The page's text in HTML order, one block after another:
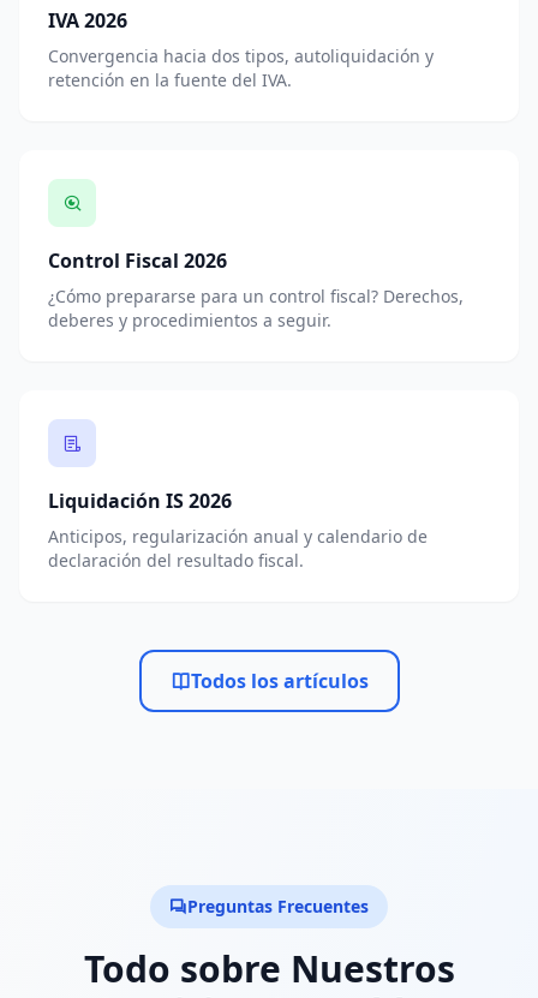
IVA 2026
Convergencia hacia dos tipos, autoliquidación y
retención en la fuente del IVA.
Control Fiscal 2026
¿Cómo prepararse para un control fiscal? Derechos,
deberes y procedimientos a seguir.
Liquidación IS 2026
Anticipos, regularización anual y calendario de
declaración del resultado fiscal.
Todos los artículos
Preguntas Frecuentes
Todo sobre Nuestros